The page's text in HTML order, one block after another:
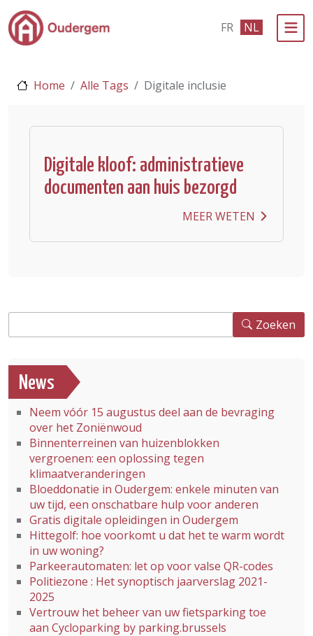
Ga naar de hoofdinhoud FR NL
eLoket
Leven in Oudergem
In 1 klik
Home Alle Tags Digitale inclusie
Digitale kloof: administratieve
documenten aan huis bezorgd
MEER WETEN
Zoeken
News
Neem vóór 15 augustus deel aan de bevraging
over het Zoniënwoud
Binnenterreinen van huizenblokken
vergroenen: een oplossing tegen
klimaatveranderingen
Bloeddonatie in Oudergem: enkele minuten van
uw tijd, een onschatbare hulp voor anderen
Gratis digitale opleidingen in Oudergem
Hittegolf: hoe voorkomt u dat het te warm wordt
in uw woning?
Parkeerautomaten: let op voor valse QR-codes
Politiezone : Het synoptisch jaarverslag 2021-
2025
Vertrouw het beheer van uw fietsparking toe
aan Cycloparking by parking.brussels